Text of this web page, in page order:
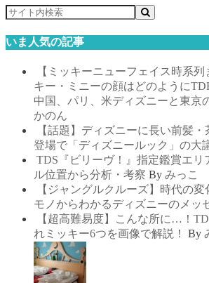
いま人気の記事
【ミッキーニューフェイス時系
キー・ミニーの顔はどのように
中国、パリ、米ディズニーと東京
かのん
【話題】ディズニーに長い前髪
登場で「ディズニールック」の大
TDS『ビリーヴ！』指定鑑賞エリ
ル位置から分析・考察 By みっこ
【ジャングルクルーズ】時代の
モノからわかるディズニーのメッ
【超高難易度】こんな所に…！
れミッキー6つを画像で解説！
By